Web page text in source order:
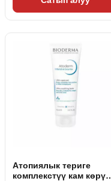
Атопиялык териге
комплекстүү кам көрүү